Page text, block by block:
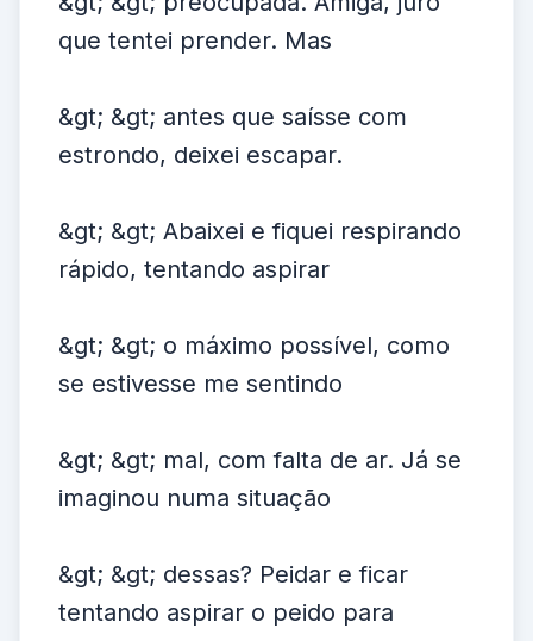
que tentei prender. Mas
&gt; &gt; antes que saísse com
estrondo, deixei escapar.
&gt; &gt; Abaixei e fiquei respirando
rápido, tentando aspirar
&gt; &gt; o máximo possível, como
se estivesse me sentindo
&gt; &gt; mal, com falta de ar. Já se
imaginou numa situação
&gt; &gt; dessas? Peidar e ficar
tentando aspirar o peido para